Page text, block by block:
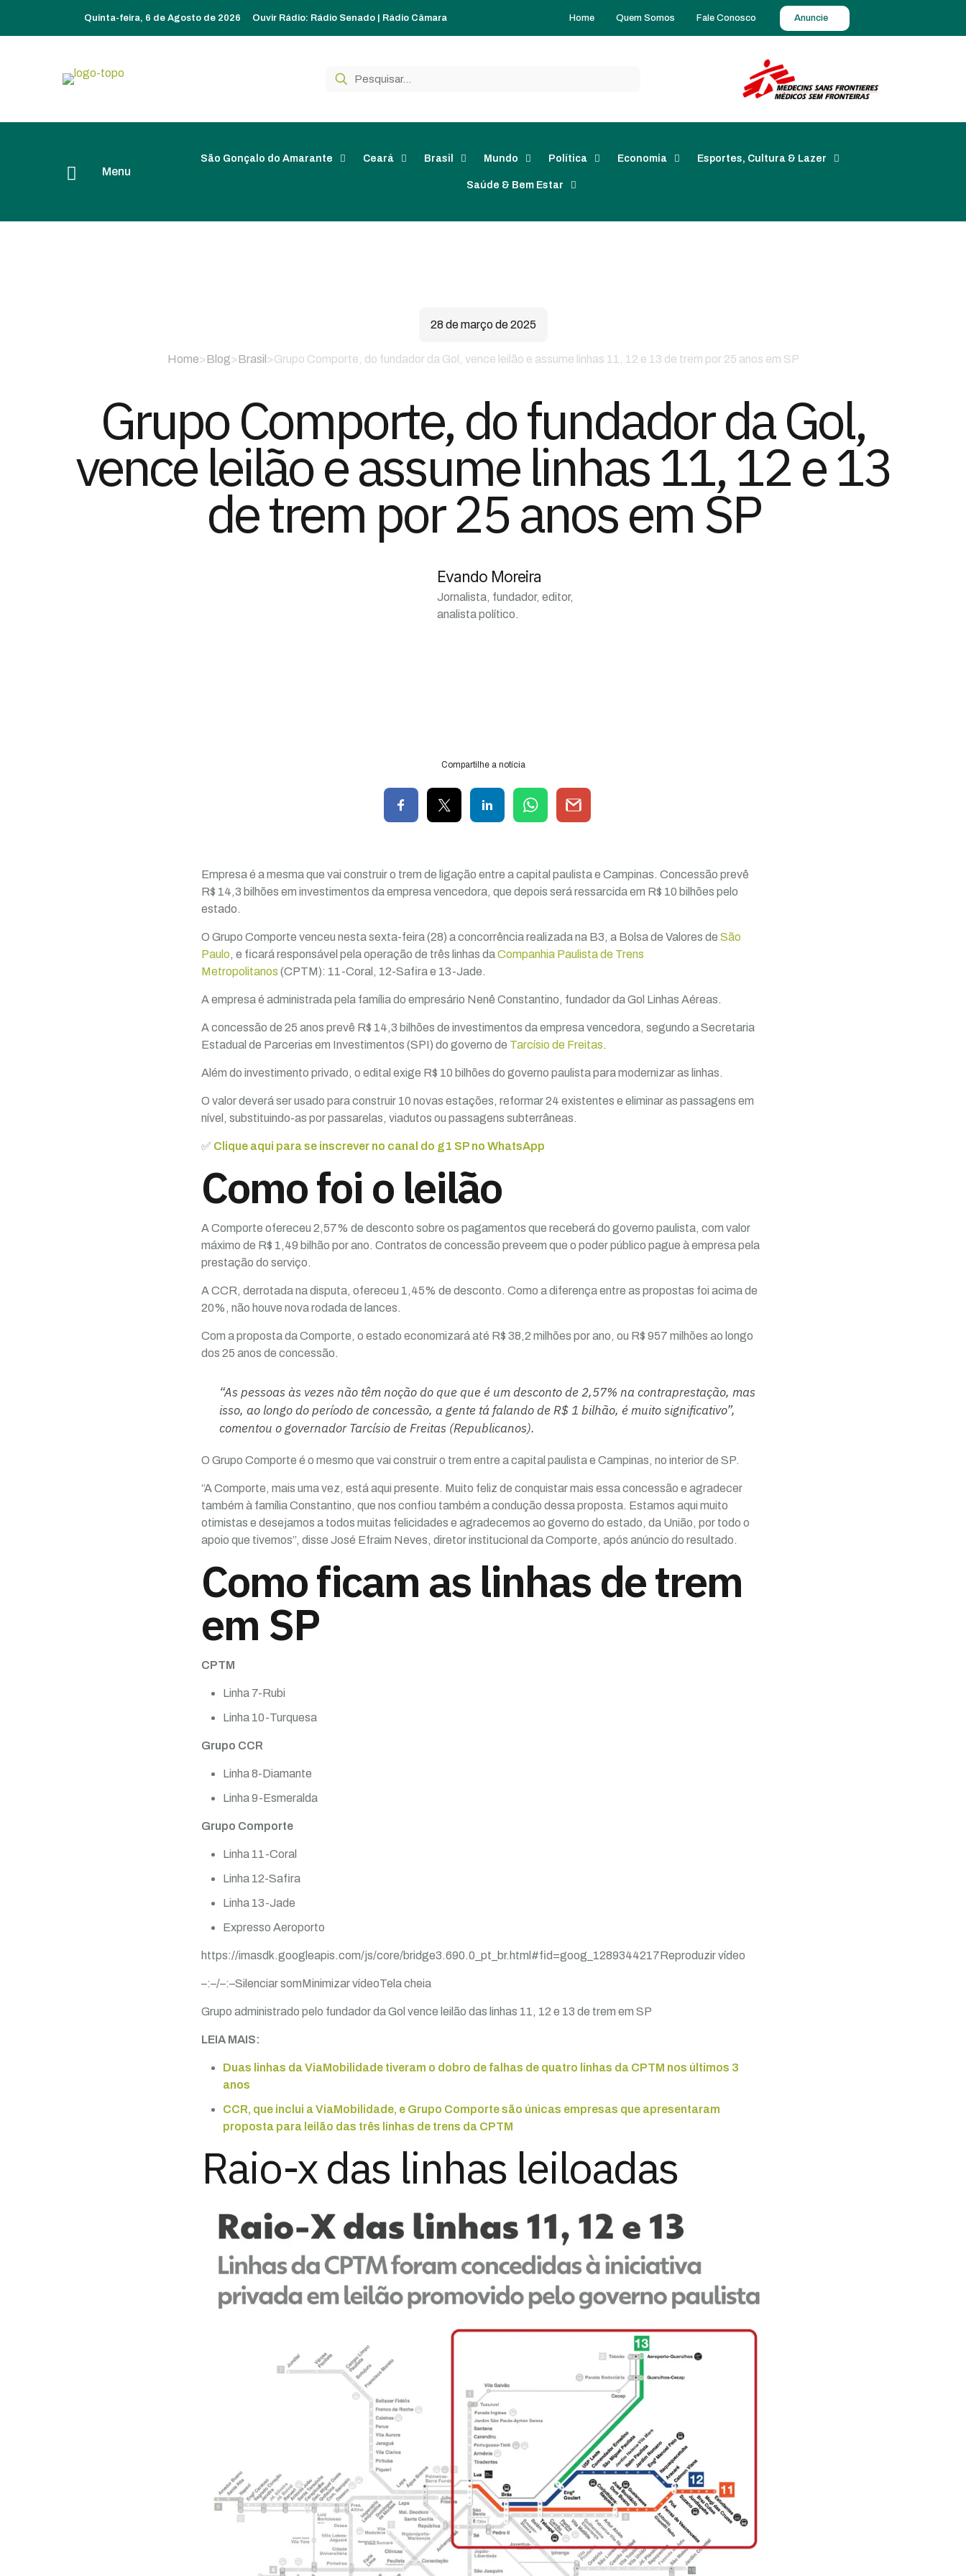
Quinta-feira, 6 de Agosto de 2026 Ouvir Rádio: Rádio Senado Rádio Câmara Home Quem Somos Fale Conosco Anuncie
Menu
São Gonçalo do Amarante Ceará Brasil Mundo Política Economia Esportes, Cultura & Lazer
Saúde & Bem Estar
28 de março de 2025
Home>Blog>Brasil >Grupo Comporte, do fundador da Gol, vence leilão e assume linhas 11, 12 e 13 de trem por 25 anos em SP
Grupo Comporte, do fundador da Gol,
vence leilão e assume linhas 11, 12 e 13
de trem por 25 anos em SP
Evando Moreira
Jornalista, fundador, editor,
analista político.
Compartilhe a notícia
Empresa é a mesma que vai construir o trem de ligação entre a capital paulista e Campinas. Concessão prevê
R$ 14,3 bilhões em investimentos da empresa vencedora, que depois será ressarcida em R$ 10 bilhões pelo
estado.
O Grupo Comporte venceu nesta sexta-feira (28) a concorrência realizada na B3, a Bolsa de Valores de São
Paulo, e ficará responsável pela operação de três linhas daCompanhia Paulista de Trens
Metropolitanos (CPTM): 11-Coral, 12-Safira e 13-Jade.
A empresa é administrada pela família do empresário Nenê Constantino, fundador da Gol Linhas Aéreas.
A concessão de 25 anos prevê R$ 14,3 bilhões de investimentos da empresa vencedora, segundo a Secretaria
Estadual de Parcerias em Investimentos (SPI) do governo de Tarcísio de Freitas.
Além do investimento privado, o edital exige R$ 10 bilhões do governo paulista para modernizar as linhas.
O valor deverá ser usado para construir 10 novas estações, reformar 24 existentes e eliminar as passagens em
nível, substituindo-as por passarelas, viadutos ou passagens subterrâneas.
✅ Clique aqui para se inscrever no canal do g1 SP no WhatsApp
Como foi o leilão
A Comporte ofereceu 2,57% de desconto sobre os pagamentos que receberá do governo paulista, com valor
máximo de R$ 1,49 bilhão por ano. Contratos de concessão preveem que o poder público pague à empresa pela
prestação do serviço.
A CCR, derrotada na disputa, ofereceu 1,45% de desconto. Como a diferença entre as propostas foi acima de
20%, não houve nova rodada de lances.
Com a proposta da Comporte, o estado economizará até R$ 38,2 milhões por ano, ou R$ 957 milhões ao longo
dos 25 anos de concessão.
“As pessoas às vezes não têm noção do que que é um desconto de 2,57% na contraprestação, mas
isso, ao longo do período de concessão, a gente tá falando de R$ 1 bilhão, é muito significativo”,
comentou o governador Tarcísio de Freitas (Republicanos).
O Grupo Comporte é o mesmo que vai construir o trem entre a capital paulista e Campinas, no interior de SP.
“A Comporte, mais uma vez, está aqui presente. Muito feliz de conquistar mais essa concessão e agradecer
também à família Constantino, que nos confiou também a condução dessa proposta. Estamos aqui muito
otimistas e desejamos a todos muitas felicidades e agradecemos ao governo do estado, da União, por todo o
apoio que tivemos”, disse José Efraim Neves, diretor institucional da Comporte, após anúncio do resultado.
Como ficam as linhas de trem
em SP
CPTM
Linha 7-Rubi
Linha 10-Turquesa
Grupo CCR
Linha 8-Diamante
Linha 9-Esmeralda
Grupo Comporte
Linha 11-Coral
Linha 12-Safira
Linha 13-Jade
Expresso Aeroporto
https://imasdk.googleapis.com/js/core/bridge3.690.0_pt_br.html#fid=goog_1289344217Reproduzir vídeo
–:–/–:–Silenciar somMinimizar vídeoTela cheia
Grupo administrado pelo fundador da Gol vence leilão das linhas 11, 12 e 13 de trem em SP
LEIA MAIS:
Duas linhas da ViaMobilidade tiveram o dobro de falhas de quatro linhas da CPTM nos últimos 3
anos
CCR, que inclui a ViaMobilidade, e Grupo Comporte são únicas empresas que apresentaram
proposta para leilão das três linhas de trens da CPTM
Raio-x das linhas leiloadas